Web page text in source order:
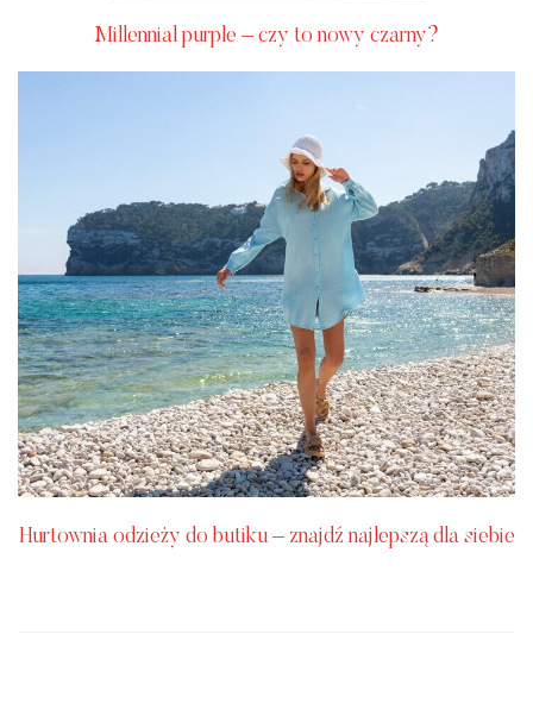
Millennial purple – czy to nowy czarny?
Hurtownia odzieży do butiku – znajdź najlepszą dla siebie